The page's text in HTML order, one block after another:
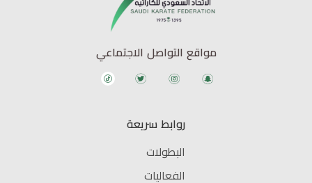
مواقع التواصل الاجتماعي
روابط سريعة
البطولات
الفعاليات